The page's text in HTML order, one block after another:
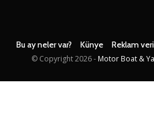
Bu ay neler var? Künye Reklam
© Copyright2026 - Motor Boat &